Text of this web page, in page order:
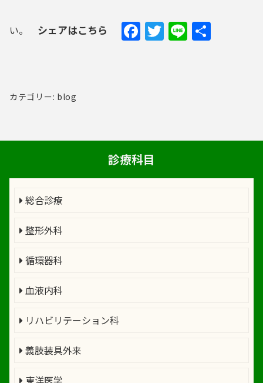
い。 シェアはこちら Facebook
Twitter
Line
カテゴリー: blog
診療科目
総合診療
整形外科
循環器科
血液内科
リハビリテーション科
義肢装具外来